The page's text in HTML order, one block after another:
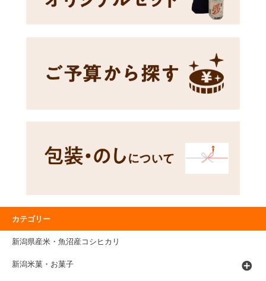
カテゴリー
新潟県産米・魚沼産コシヒカリ
新潟米菓・お菓子